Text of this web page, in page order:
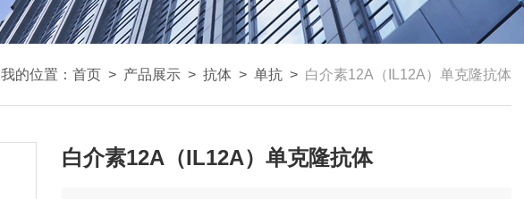
我的位置： 首页 > 产品展示 > 抗体 > 单抗 > 白介素12A（IL12A）单克隆抗体
白介素12A（IL12A）单克隆抗体